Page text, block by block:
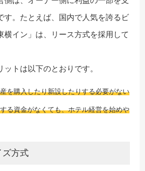
す。たとえば、国内で人気を誇るビ
横イン」は、リース方式を採用して
ットは以下のとおりです。
を購入したり新設したりする必要がない
る資金がなくても、ホテル経営を始めや
ズ方式